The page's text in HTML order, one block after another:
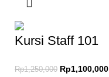
Kursi Staff 101
Rp1,250,000 Rp1,100,000